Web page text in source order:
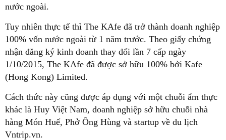
nước ngoài.
Tuy nhiên thực tế thì The KAfe đã trở thành doanh nghiệp
100% vốn nước ngoài từ 1 năm trước. Theo giấy chứng
nhận đăng ký kinh doanh thay đổi lần 7 cấp ngày
1/10/2015, The KAfe đã được sở hữu 100% bởi Kafe
(Hong Kong) Limited.
Cách thức này cũng được áp dụng với một chuỗi ẩm thực
khác là Huy Việt Nam, doanh nghiệp sở hữu chuỗi nhà
hàng Món Huế, Phở Ông Hùng và startup về du lịch
Vntrip.vn.